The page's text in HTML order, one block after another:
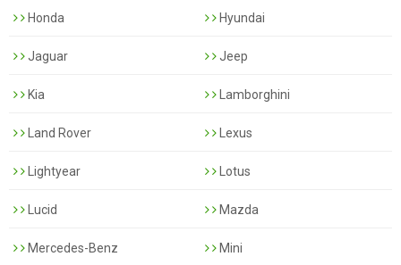
Honda Hyundai
Jaguar Jeep
Kia Lamborghini
Land Rover Lexus
Lightyear Lotus
Lucid Mazda
Mercedes-Benz Mini